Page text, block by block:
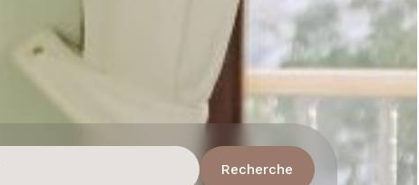
Recherche